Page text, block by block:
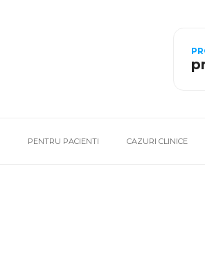
PENTRU PACIENTI CAZURI CLINICE